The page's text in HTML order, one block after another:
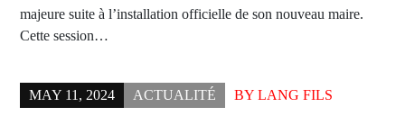
majeure suite à l’installation officielle de son nouveau maire.
Cette session…
MAY 11, 2024 ACTUALITÉ BY LANG FILS